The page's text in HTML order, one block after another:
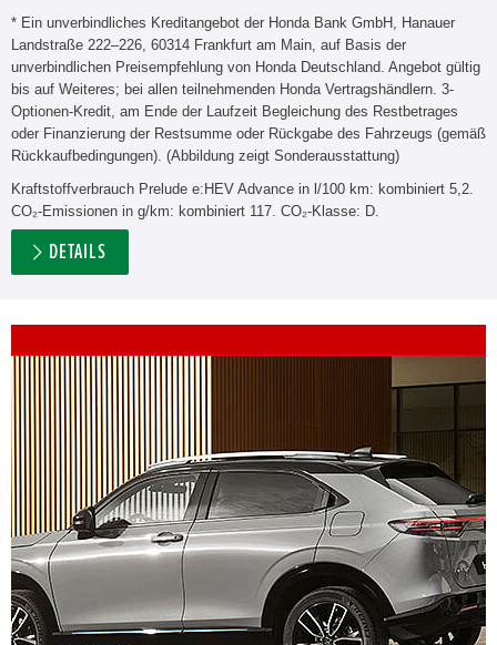
* Ein unverbindliches Kreditangebot der Honda Bank GmbH, Hanauer
Landstraße 222–226, 60314 Frankfurt am Main, auf Basis der
unverbindlichen Preisempfehlung von Honda Deutschland. Angebot gültig
bis auf Weiteres; bei allen teilnehmenden Honda Vertragshändlern. 3-
Optionen-Kredit, am Ende der Laufzeit Begleichung des Restbetrages
oder Finanzierung der Restsumme oder Rückgabe des Fahrzeugs (gemäß
Rückkaufbedingungen). (Abbildung zeigt Sonderausstattung)
Kraftstoffverbrauch Prelude e:HEV Advance in l/100 km: kombiniert 5,2.
CO₂-Emissionen in g/km: kombiniert 117. CO₂-Klasse: D.
DETAILS